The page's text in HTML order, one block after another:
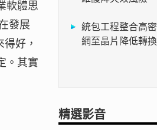
軟體思
發展
好，
。其實
統包工程整合高
網至晶片降低轉
精選影音